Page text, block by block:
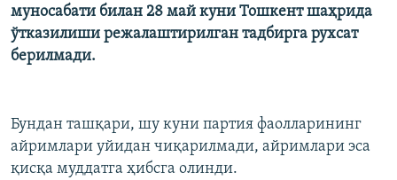
муносабати билан 28 май куни Тошкент шаҳрида
ўтказилиши режалаштирилган тадбирга рухсат
берилмади.
Бундан ташқари, шу куни партия фаолларининг
айримлари уйидан чиқарилмади, айримлари эса
қисқа муддатга ҳибсга олинди.